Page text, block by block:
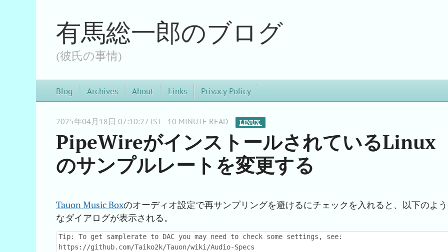
有馬総一郎のブログ
(彼氏の事情)
Blog Archives About Links Privacy Policy
2025年04月18日 07:10:27 JST - 10 MINUTE READ - LINUX
PipeWireがインストールされているLinux
のサンプルレートを変更する
Tauon Music Boxのオーディオ設定で再サンプリングを避けるにチェックを入れると、以下のよう
なダイアログが表示される。
Tip: To get samplerate to DAC you may need to check some settings, see:
https://github.com/Taiko2k/Tauon/wiki/Audio-Specs